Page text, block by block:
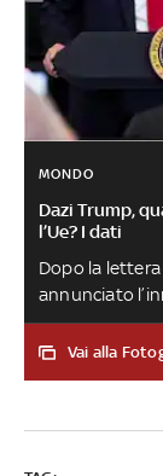
MONDO
Dazi Trump,
l’Ue? I dati
Dopo la
annunciato
30%, a partire
siglare un
di questo si è
Vai alla